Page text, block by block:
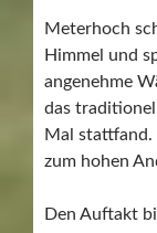
Meterhoch
Himmel und
angenehme
das
Mal
zum hohen
Den Auftakt